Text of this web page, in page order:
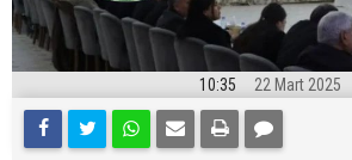
10:35 22 Mart 2025